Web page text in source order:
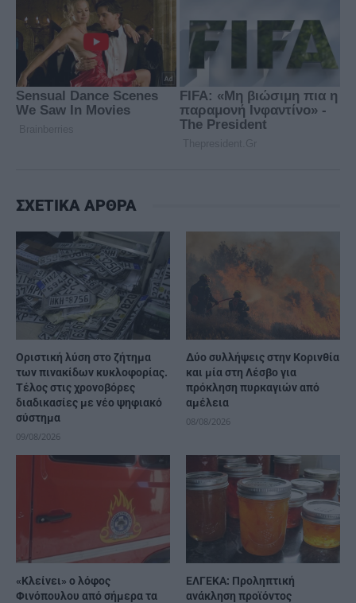
ΣΧΕΤΙΚΑ ΑΡΘΡΑ
Οριστική λύση στο ζήτημα
των πινακίδων κυκλοφορίας.
Τέλος στις χρονοβόρες
διαδικασίες με νέο ψηφιακό
σύστημα
09/08/2026
Δύο συλλήψεις στην Κορινθία
και μία στη Λέσβο για
πρόκληση πυρκαγιών από
αμέλεια
08/08/2026
«Κλείνει» ο λόφος
Φινόπουλου από σήμερα τα
ΕΛΓΕΚΑ: Προληπτική
ανάκληση προϊόντος